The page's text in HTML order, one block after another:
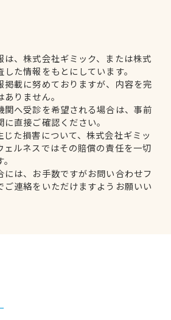
は、株式会社ギミック、または株式
た情報をもとにしています。
掲載に努めておりますが、内容を完
りません。
関へ受診を希望される場合は、事前
直接ご確認ください。
じた損害について、株式会社ギミッ
ェルネスではその賠償の責任を一切
には、お手数ですがお問い合わせフ
ご連絡をいただけますようお願いい